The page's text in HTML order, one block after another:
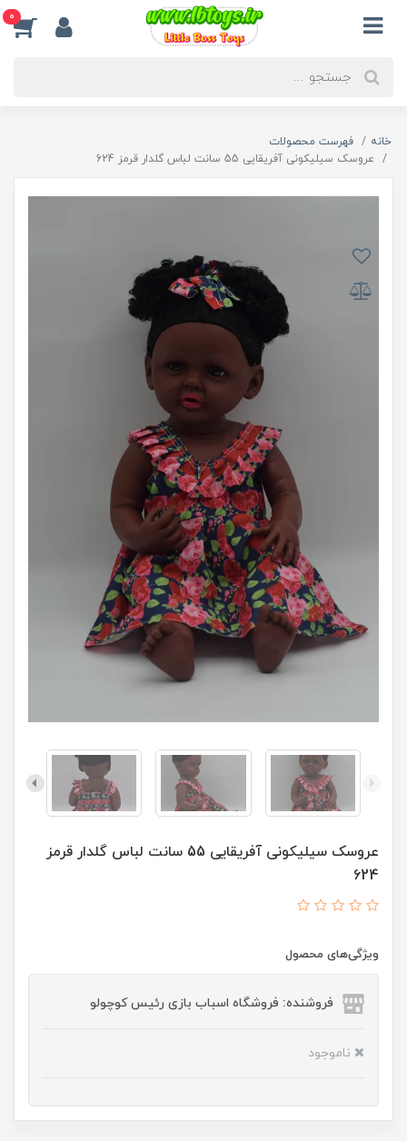
0
خانه
فهرست محصولات
عروسک سیلیکونی آفریقایی 55 سانت لباس گلدار قرمز 624
عروسک سیلیکونی آفریقایی 55 سانت لباس گلدار قرمز
624
ویژگی‌های محصول
فروشنده: فروشگاه اسباب بازی رئیس کوچولو
ناموجود